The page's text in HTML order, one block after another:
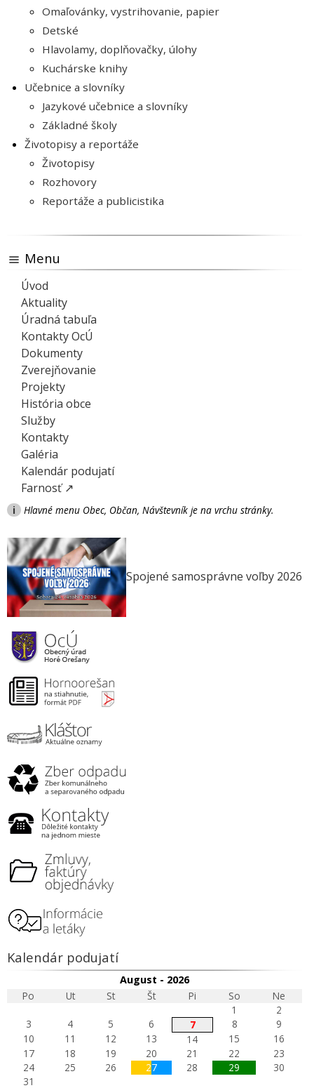
Omaľovánky, vystrihovanie, papier
Detské
Hlavolamy, doplňovačky, úlohy
Kuchárske knihy
Učebnice a slovníky
Jazykové učebnice a slovníky
Základné školy
Životopisy a reportáže
Životopisy
Rozhovory
Reportáže a publicistika
Menu
Úvod
Aktuality
Úradná tabuľa
Kontakty OcÚ
Dokumenty
Zverejňovanie
Projekty
História obce
Služby
Kontakty
Galéria
Kalendár podujatí
Farnosť ↗
i Hlavné menu Obec, Občan, Návštevník je na vrchu stránky.
Spojené samosprávne voľby 2026
Kalendár podujatí
August - 2026
Po
Ut St Št Pi So
Ne
1
2
3
4 5 6 7 8
9
10
11 12 13 14 15
16
17
18 19 20 21 22
23
24
25 26 27 28 29
30
31